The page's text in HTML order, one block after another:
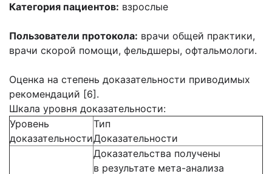
Категория пациентов: взрослые
Пользователи протокола: врачи общей практики,
врачи скорой помощи, фельдшеры, офтальмологи.
Оценка на степень доказательности приводимых
рекомендаций [6].
Шкала уровня доказательности:
Уровень
доказательности
Тип
Доказательности
Доказательства получены
в результате мета-анализа